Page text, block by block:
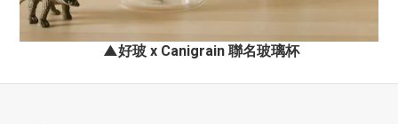
▲好玻 x Canigrain聯名玻璃杯